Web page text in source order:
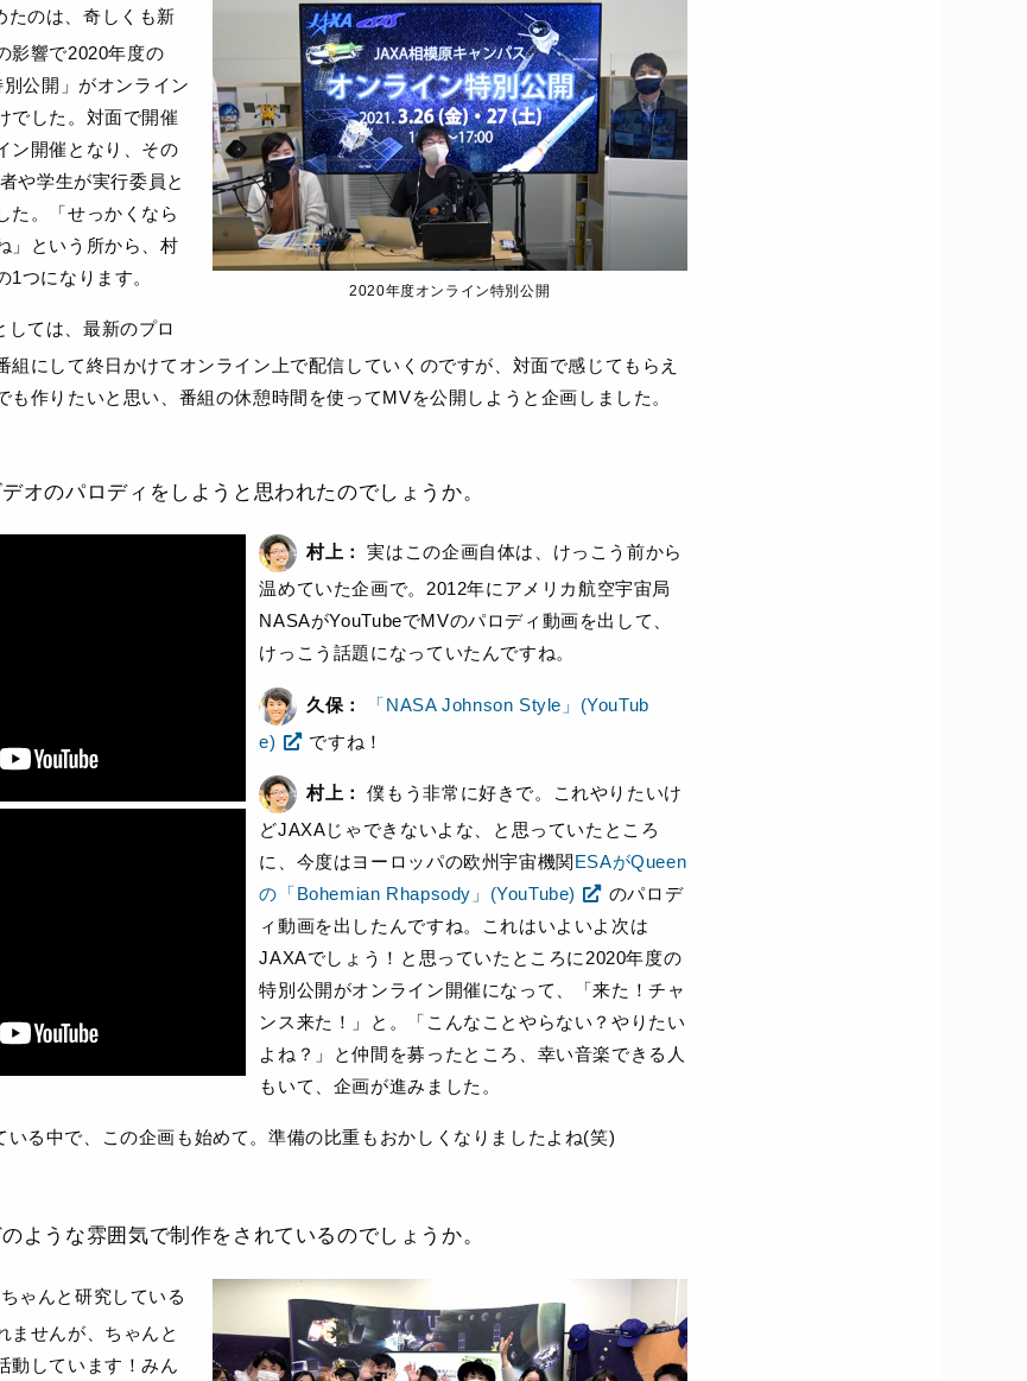
2020年度オンライン特別公開
たのは、奇しくも新
影響で2020年度の
公開」がオンライン
でした。対面で開催
ン開催となり、その
や学生が実行委員と
た。「せっかくなら
」という所から、村
1つになります。
しては、最新のプロ
組にして終日かけてオンライン上で配信していくのですが、対面で感じてもらえ
も作りたいと思い、番組の休憩時間を使ってMVを公開しようと企画しました。
オのパロディをしようと思われたのでしょうか。
村上：
実はこの企画自体は、けっこう前から
温めていた企画で。2012年にアメリカ航空宇宙局
NASAがYouTubeでMVのパロディ動画を出して、
けっこう話題になっていたんですね。
久保：
「NASA Johnson Style」(YouTub
e)
ですね！
村上：
僕もう非常に好きで。これやりたいけ
どJAXAじゃできないよな、と思っていたところ
に、今度はヨーロッパの欧州宇宙機関ESAがQueen
の「Bohemian Rhapsody」(YouTube)
のパロデ
ィ動画を出したんですね。これはいよいよ次は
JAXAでしょう！と思っていたところに2020年度の
特別公開がオンライン開催になって、「来た！チャ
ンス来た！」と。「こんなことやらない？やりたい
よね？」と仲間を募ったところ、幸い音楽できる人
もいて、企画が進みました。
いる中で、この企画も始めて。準備の比重もおかしくなりましたよね(笑)
ような雰囲気で制作をされているのでしょうか。
ゃんと研究している
ませんが、ちゃんと
動しています！みん